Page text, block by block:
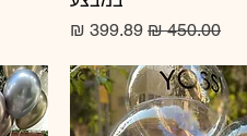
מחיר רגיל מחיר מבצע